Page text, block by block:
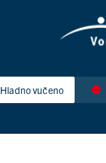
Hladno vučeno